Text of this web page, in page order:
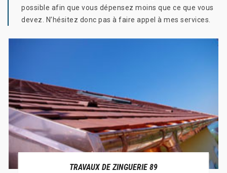
possible afin que vous dépensez moins que ce que vous
devez. N’hésitez donc pas à faire appel à mes services.
TRAVAUX DE ZINGUERIE 89